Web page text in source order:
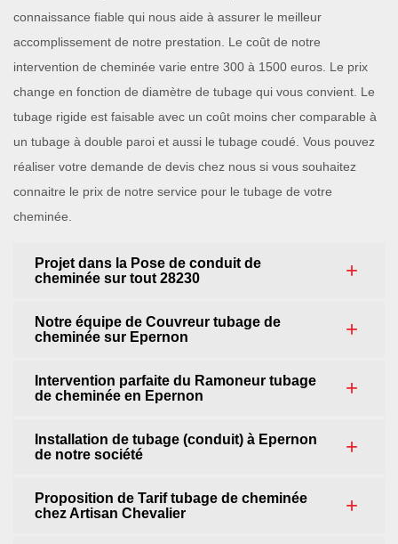
connaissance fiable qui nous aide à assurer le meilleur
accomplissement de notre prestation. Le coût de notre
intervention de cheminée varie entre 300 à 1500 euros. Le prix
change en fonction de diamètre de tubage qui vous convient. Le
tubage rigide est faisable avec un coût moins cher comparable à
un tubage à double paroi et aussi le tubage coudé. Vous pouvez
réaliser votre demande de devis chez nous si vous souhaitez
connaitre le prix de notre service pour le tubage de votre
cheminée.
Projet dans la Pose de conduit de
cheminée sur tout 28230
Notre équipe de Couvreur tubage de
cheminée sur Epernon
Intervention parfaite du Ramoneur tubage
de cheminée en Epernon
Installation de tubage (conduit) à Epernon
de notre société
Proposition de Tarif tubage de cheminée
chez Artisan Chevalier